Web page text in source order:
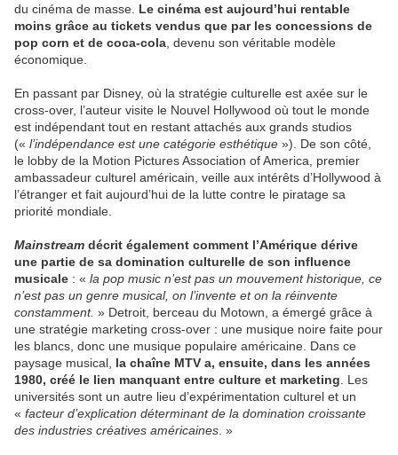
du cinéma de masse. Le cinéma est aujourd’hui rentable
moins grâce au tickets vendus que par les concessions de
pop corn et de coca-cola , devenu son véritable modèle
économique.
En passant par Disney, où la stratégie culturelle est axée sur le
cross-over, l’auteur visite le Nouvel Hollywood où tout le monde
est indépendant tout en restant attachés aux grands studios
(« l’indépendance est une catégorie esthétique »). De son côté,
le lobby de la Motion Pictures Association of America, premier
ambassadeur culturel américain, veille aux intérêts d’Hollywood à
l’étranger et fait aujourd’hui de la lutte contre le piratage sa
priorité mondiale.
Mainstream décrit également comment l’Amérique dérive
une partie de sa domination culturelle de son influence
musicale : « la pop music n’est pas un mouvement historique, ce
n’est pas un genre musical, on l’invente et on la réinvente
constamment. » Detroit, berceau du Motown, a émergé grâce à
une stratégie marketing cross-over : une musique noire faite pour
les blancs, donc une musique populaire américaine. Dans ce
paysage musical, la chaîne MTV a, ensuite, dans les années
1980, créé le lien manquant entre culture et marketing . Les
universités sont un autre lieu d’expérimentation culturel et un
« facteur d’explication déterminant de la domination croissante
des industries créatives américaines . »